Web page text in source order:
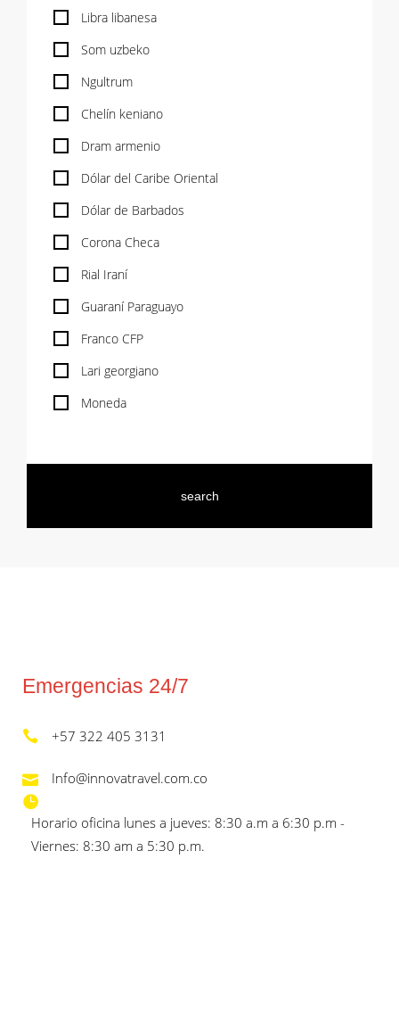
Libra libanesa
Som uzbeko
Ngultrum
Chelín keniano
Dram armenio
Dólar del Caribe Oriental
Dólar de Barbados
Corona Checa
Rial Iraní
Guaraní Paraguayo
Franco CFP
Lari georgiano
Moneda
Emergencias 24/7
+57 322 405 3131
Info@innovatravel.com.co
Horario oficina lunes a jueves: 8:30 a.m a 6:30 p.m -
Viernes: 8:30 am a 5:30 p.m.